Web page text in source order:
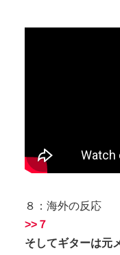
８：海外の反応
>>７
そしてギターは元